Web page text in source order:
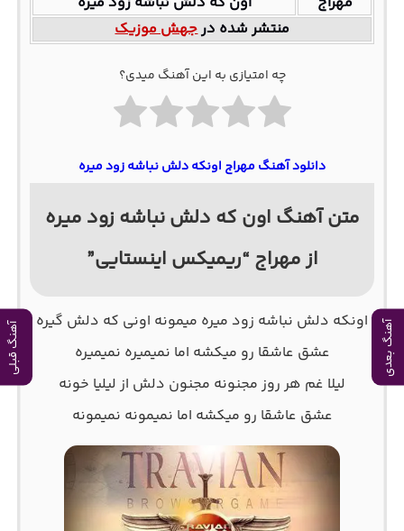
آهنگ بعدی آهنگ قبلی
منتشر شده درجهش موزیک
چه امتیازی به این آهنگ میدی؟
دانلود آهنگ مهراج اونکه دلش نباشه زود میره
متن آهنگ اون که دلش نباشه زود میره
از مهراج “ریمیکس اینستایی”
اونکه دلش نباشه زود میره میمونه اونی که دلش گیره
عشق عاشقا رو میکشه اما نمیمیره نمیمیره
لیلا غم هر روز مجنونه مجنون دلش از لیلیا خونه
عشق عاشقا رو میکشه اما نمیمونه نمیمونه